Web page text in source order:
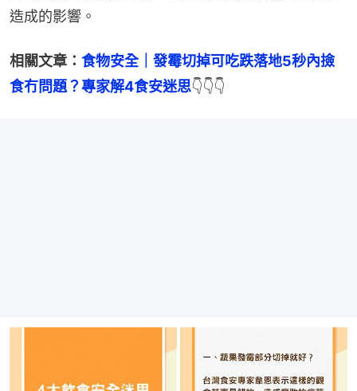
造成的影響。
相關文章： 食物安全｜發霉切掉可吃跌落地5秒內撿
食冇問題？專家解4食安迷思👇👇👇